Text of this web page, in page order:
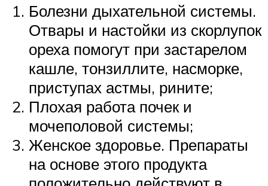
Болезни дыхательной системы.
Отвары и настойки из скорлупок
ореха помогут при застарелом
кашле, тонзиллите, насморке,
приступах астмы, рините;
Плохая работа почек и
мочеполовой системы;
Женское здоровье. Препараты
на основе этого продукта